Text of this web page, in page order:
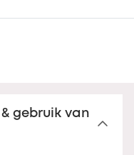
gebruik van